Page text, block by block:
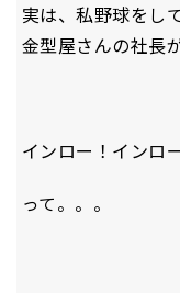
実は、私野球をし
金型屋さんの社長
インロー！インロ
って。。。